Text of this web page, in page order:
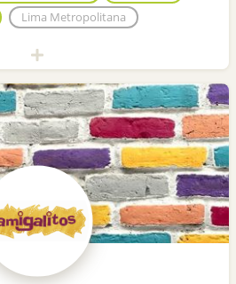
Lima Metropolitana